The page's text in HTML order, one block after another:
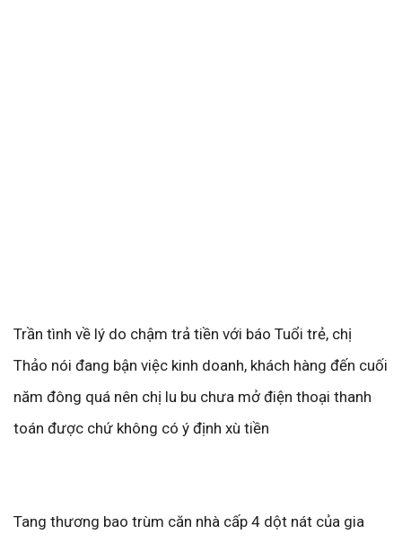
Trần tình về lý do chậm trả tiền với báo Tuổi trẻ, chị
Thảo nói đang bận việc kinh doanh, khách hàng đến cuối
năm đông quá nên chị lu bu chưa mở điện thoại thanh
toán được chứ không có ý định xù tiền
Tang thương bao trùm căn nhà cấp 4 dột nát của gia